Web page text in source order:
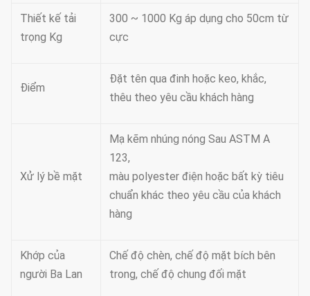
Thiết kế tải
trọng Kg
300 ~ 1000 Kg áp dụng cho 50cm từ
cực
Điểm
Đặt tên qua đinh hoặc keo, khắc,
thêu theo yêu cầu khách hàng
Xử lý bề mặt
Mạ kẽm nhúng nóng Sau ASTM A
123,
màu polyester điện hoặc bất kỳ tiêu
chuẩn khác theo yêu cầu của khách
hàng
Khớp của
người Ba Lan
Chế độ chèn, chế độ mặt bích bên
trong, chế độ chung đối mặt